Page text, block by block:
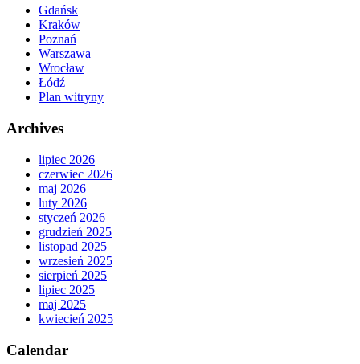
Gdańsk
Kraków
Poznań
Warszawa
Wrocław
Łódź
Plan witryny
Archives
lipiec 2026
czerwiec 2026
maj 2026
luty 2026
styczeń 2026
grudzień 2025
listopad 2025
wrzesień 2025
sierpień 2025
lipiec 2025
maj 2025
kwiecień 2025
Calendar